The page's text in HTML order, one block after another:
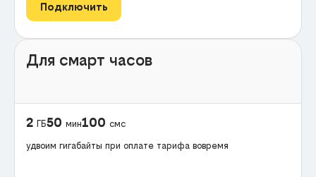
Подключить
Для смарт часов
2 ГБ50 мин100 смс
удвоим гигабайты при оплате тарифа вовремя